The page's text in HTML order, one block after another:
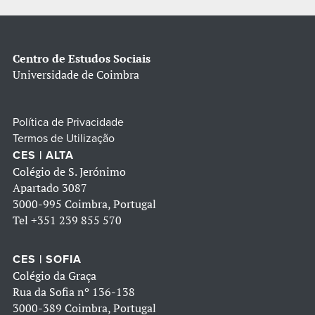
Centro de Estudos Sociais
Universidade de Coimbra
Política de Privacidade
Termos de Utilização
CES | ALTA
Colégio de S. Jerónimo
Apartado 3087
3000-995 Coimbra, Portugal
Tel +351 239 855 570
CES | SOFIA
Colégio da Graça
Rua da Sofia nº 136-138
3000-389 Coimbra, Portugal